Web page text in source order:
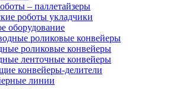
– паллетайзеры
роботы укладчики
оборудование
роликовые конвейеры
роликовые конвейеры
ленточные конвейеры
конвейеры-делители
линии